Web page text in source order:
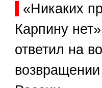
«Никаких
Карпину
ответил на